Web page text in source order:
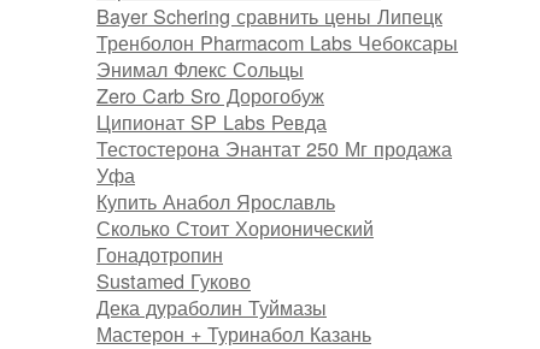
Bayer Schering сравнить цены Липецк
Тренболон Pharmacom Labs Чебоксары
Энимал Флекс Сольцы
Zero Carb Sro Дорогобуж
Ципионат SP Labs Ревда
Тестостерона Энантат 250 Мг продажа
Уфа
Купить Анабол Ярославль
Сколько Стоит Хорионический
Гонадотропин
Sustamed Гуково
Дека дураболин Туймазы
Мастерон + Туринабол Казань